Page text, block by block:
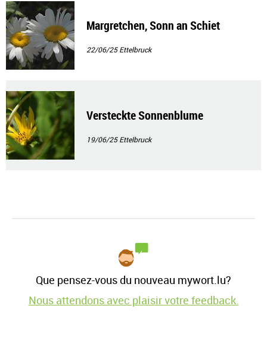
Margretchen, Sonn an Schiet
22/06/25Ettelbruck
Versteckte Sonnenblume
19/06/25Ettelbruck
Que pensez-vous du nouveau mywort.lu?
Nous attendons avec plaisir votre feedback.